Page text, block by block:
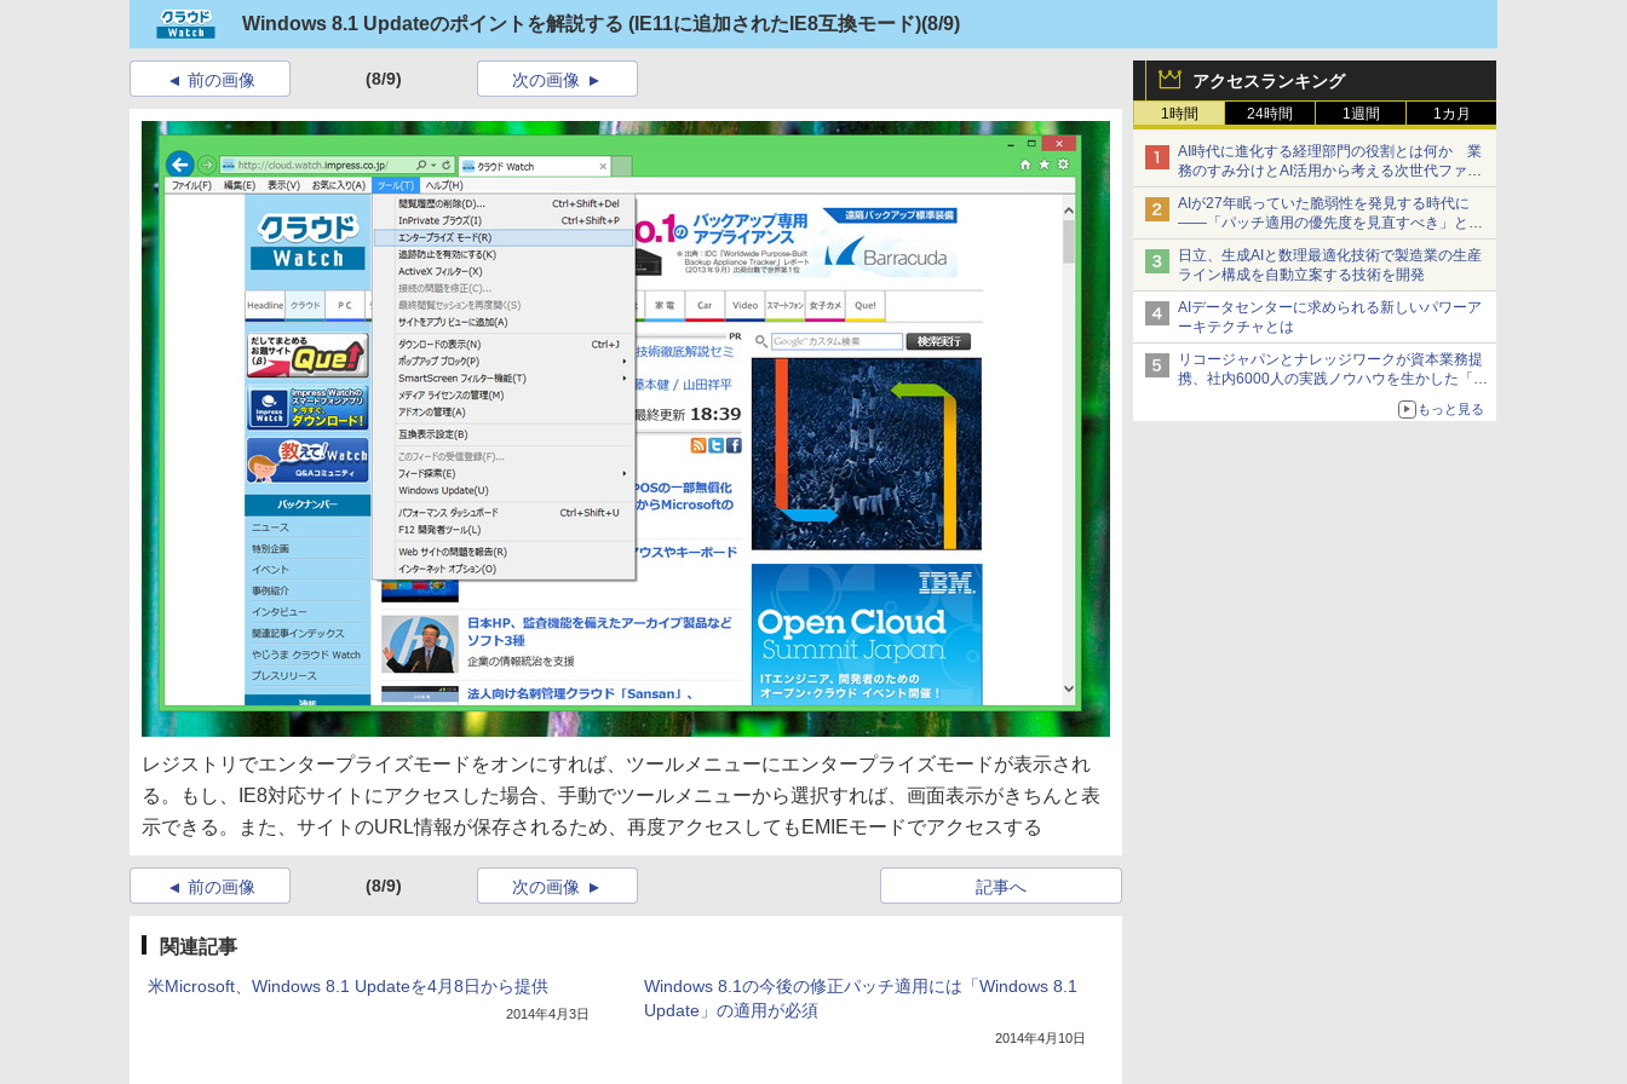
Windows 8.1 Updateのポイントを解説する (IE11に追加されたIE8互換モード)(8/9)
アクセスランキング
1時間 24時間 1週間 1カ月
AI時代に進化する経理部門の役割とは何か 業
務のすみ分けとAI活用から考える次世代ファイ
ナンス戦略
AIが27年眠っていた脆弱性を発見する時代に
――「パッチ適用の優先度を見直すべき」とセ
キュリティ専門家
日立、生成AIと数理最適化技術で製造業の生産
ライン構成を自動立案する技術を開発
AIデータセンターに求められる新しいパワーア
ーキテクチャとは
リコージャパンとナレッジワークが資本業務提
携、社内6000人の実践ノウハウを生かした「AI
もっと見る
前の画像 (8/9) 次の画像
レジストリでエンタープライズモードをオンにすれば、ツールメニューにエンタープライズモードが表示され
る。もし、IE8対応サイトにアクセスした場合、手動でツールメニューから選択すれば、画面表示がきちんと表
示できる。また、サイトのURL情報が保存されるため、再度アクセスしてもEMIEモードでアクセスする
前の画像 (8/9) 記事へ
次の画像
関連記事
米Microsoft、Windows 8.1 Updateを4月8日から提供
2014年4月3日
Windows 8.1の今後の修正パッチ適用には「Windows 8.1
Update」の適用が必須
2014年4月10日